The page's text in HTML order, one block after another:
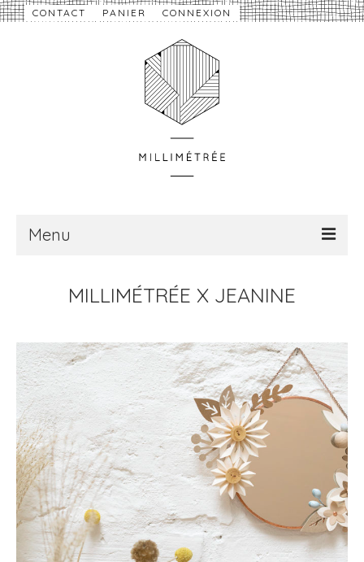
CONTACT PANIER CONNEXION
Menu
eShop
Les Ateliers
MILLIMÉTRÉE X JEANINE